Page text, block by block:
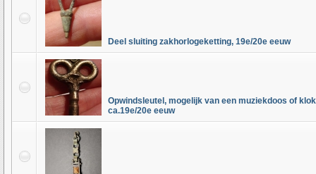
Deel sluiting zakhorlogeketting, 19e/20e eeuw
Opwindsleutel, mogelijk van een muziekdoos of
ca.19e/20e eeuw